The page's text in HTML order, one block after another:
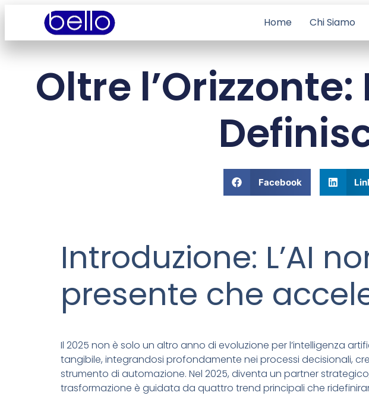
Home Chi Siamo
Oltre
Facebook
Introduzione: L’AI
presente che
Il 2025 non è solo un altro anno di evoluzione per l’intelligenza
tangibile, integrandosi profondamente nei processi decisionali,
strumento di automazione. Nel 2025, diventa un partner
trasformazione è guidata da quattro trend principali che